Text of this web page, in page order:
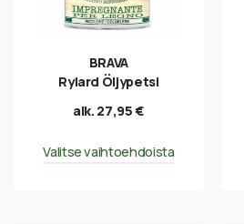
BRAVA
Rylard Öljypetsi
alk. 27,95€
Valitse vaihtoehdoista